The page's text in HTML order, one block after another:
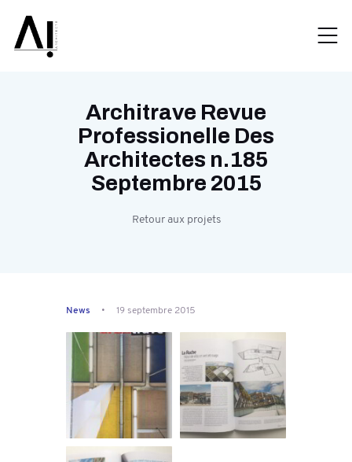
Architrave Revue
Professionelle Des
Architectes n.185
Septembre 2015
Retour aux projets
News 19 septembre 2015